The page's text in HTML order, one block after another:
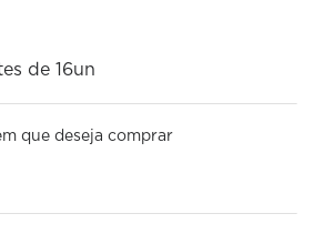
de 16un
que deseja comprar